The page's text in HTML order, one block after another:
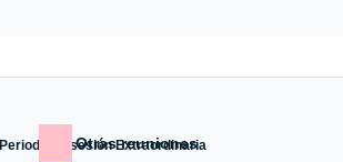
Otras reuniones
Periodo de sesión Extraordinaria